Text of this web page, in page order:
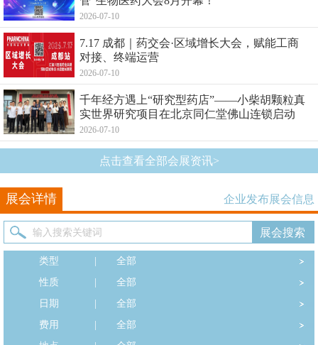
2026-07-10
7.17 成都｜药交会·区域增长大会，赋能工商
对接、终端运营
2026-07-10
千年经方遇上“研究型药店”——小柴胡颗粒真
实世界研究项目在北京同仁堂佛山连锁启动
2026-07-10
点击查看全部会展资讯>
展会详情 企业发布展会信息
类型
全部
性质
全部
日期
全部
费用
全部